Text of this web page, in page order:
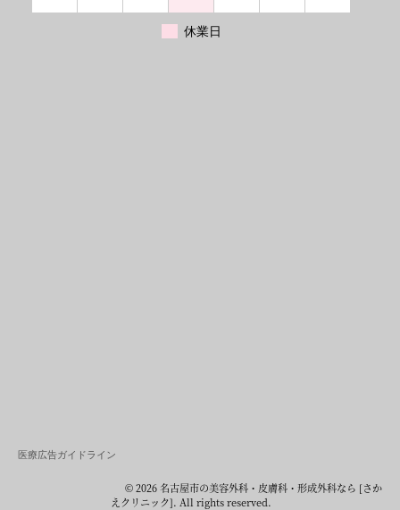
休業日
医療広告ガイドライン
© 2026 名古屋市の美容外科・皮膚科・形成外科なら [さか
えクリニック]. All rights reserved.